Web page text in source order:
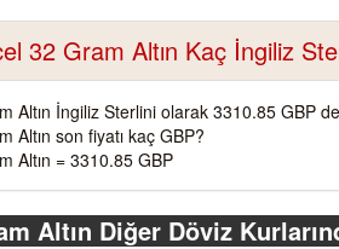
32 Gram Altın Kaç İngiliz
Altın İngiliz Sterlini olarak 3310.85 GBP
Altın son fiyatı kaç GBP?
Altın = 3310.85 GBP
Altın Diğer Döviz